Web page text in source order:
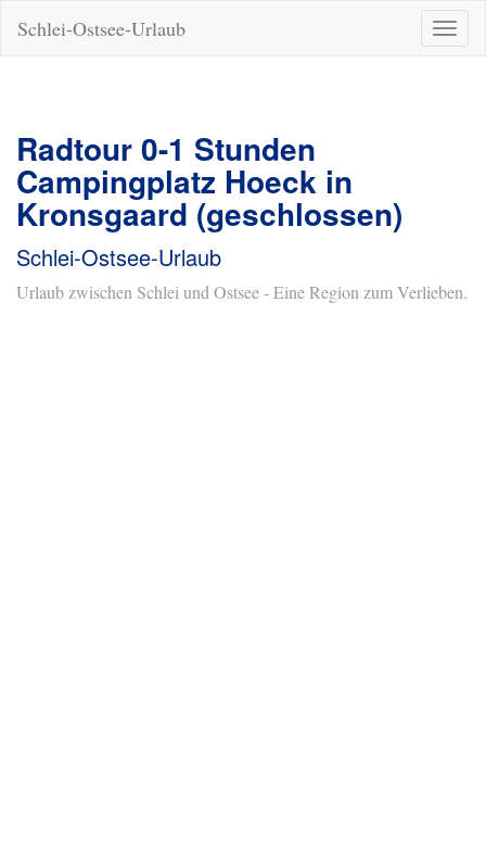
ein-/
Schlei-Ostsee-Urlaub
Radtour 0-1 Stunden
Campingplatz Hoeck in
Kronsgaard (geschlossen)
Schlei-Ostsee-Urlaub
Urlaub zwischen Schlei und Ostsee - Eine Region zum Verlieben.